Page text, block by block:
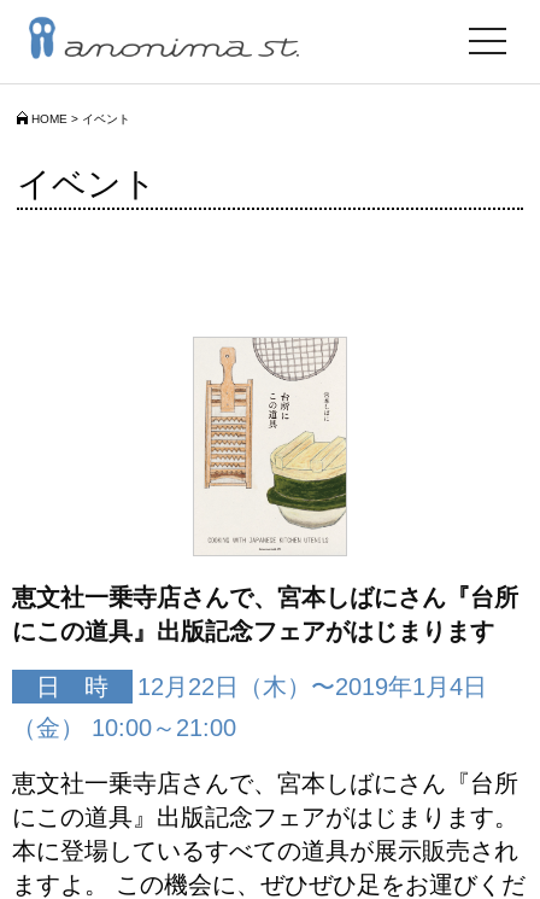
HOME > イベント
toggle
イベント
恵文社一乗寺店さんで、宮本しばにさん『台所
にこの道具』出版記念フェアがはじまります
日 時
12月22日（木）〜2019年1月4日
（金） 10:00～21:00
恵文社一乗寺店さんで、宮本しばにさん『台所
にこの道具』出版記念フェアがはじまります。
本に登場しているすべての道具が展示販売され
ますよ。 この機会に、ぜひぜひ足をお運びくだ